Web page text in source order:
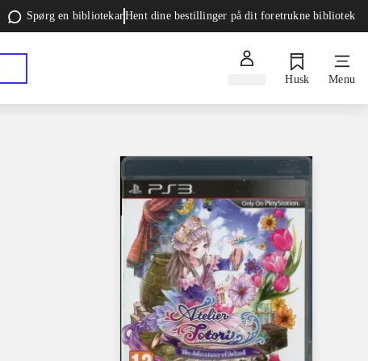
Spørg en bibliotekarHent dine bestillinger på dit foretrukne bibliotek
Husk Menu